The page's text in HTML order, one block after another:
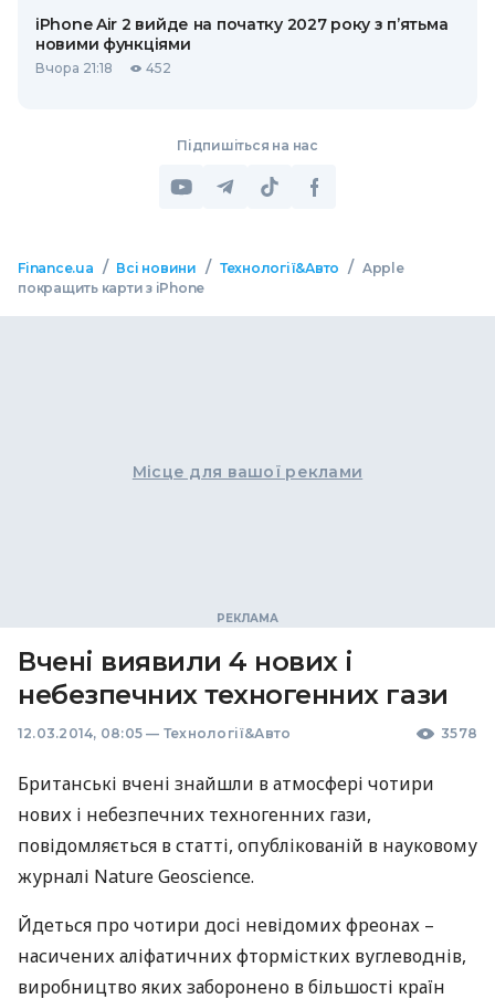
iPhone Air 2 вийде на початку 2027 року з п’ятьма
новими функціями
Вчора 21:18 452
Підпишіться на нас
Finance.ua / Всі новини / Технології&Авто / Apple
покращить карти з iPhone
Місце для вашої реклами
Вчені виявили 4 нових і
небезпечних техногенних гази
12.03.2014, 08:05 — Технології&Авто 3578
Британські вчені знайшли в атмосфері чотири
нових і небезпечних техногенних гази,
повідомляється в статті, опублікованій в науковому
журналі Nature Geoscience.
Йдеться про чотири досі невідомих фреонах –
насичених аліфатичних фтормістких вуглеводнів,
виробництво яких заборонено в більшості країн